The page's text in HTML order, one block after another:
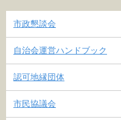
市政懇談会
自治会運営ハンドブック
認可地縁団体
市民協議会